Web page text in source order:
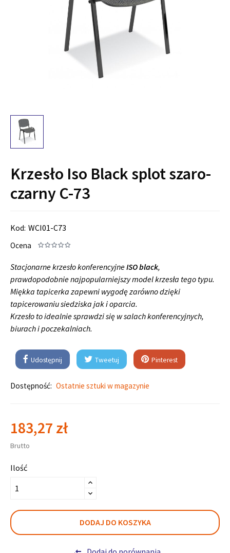
Krzesło Iso Black splot szaro-
czarny C-73
Kod: WCI01-C73
Ocena
Stacjonarne krzesło konferencyjneISO black,
prawdopodobnie najpopularniejszy model krzesła tego typu.
Miękka tapicerka zapewni wygodę zarówno dzięki
tapicerowaniu siedziska jak i oparcia.
Krzesło to idealnie sprawdzi się w salach konferencyjnych,
biurach i poczekalniach.
Udostępnij Tweetuj Pinterest
Dostępność: Ostatnie sztuki w magazynie
183,27 zł
Brutto
Ilość
DODAJ DO KOSZYKA